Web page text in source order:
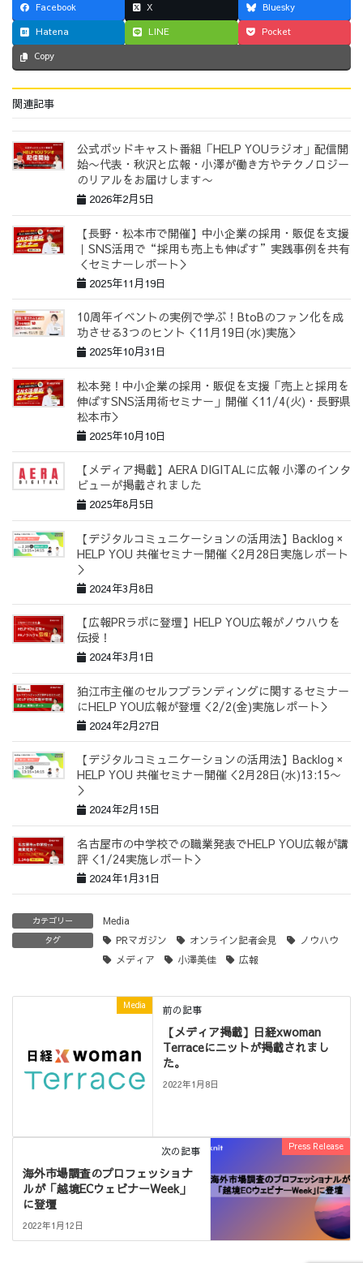
Facebook X
Bluesky
Hatena
LINE Pocket
Copy
関連記事
公式ポッドキャスト番組「HELP YOUラジオ」配信開
始〜代表・秋沢と広報・小澤が働き方やテクノロジー
のリアルをお届けします〜
2026年2月5日
【長野・松本市で開催】中小企業の採用・販促を支援
｜SNS活用で“採用も売上も伸ばす”実践事例を共有
＜セミナーレポート＞
2025年11月19日
10周年イベントの実例で学ぶ！BtoBのファン化を成
功させる3つのヒント＜11月19日(水)実施＞
2025年10月31日
松本発！中小企業の採用・販促を支援「売上と採用を
伸ばすSNS活用術セミナー」開催＜11/4(火)・長野県
松本市＞
2025年10月10日
【メディア掲載】AERA DIGITALに広報 小澤のインタ
ビューが掲載されました
2025年8月5日
【デジタルコミュニケーションの活用法】Backlog ×
HELP YOU 共催セミナー開催＜2月28日実施レポート
＞
2024年3月8日
【広報PRラボに登壇】HELP YOU広報がノウハウを
伝授！
2024年3月1日
狛江市主催のセルフブランディングに関するセミナー
にHELP YOU広報が登壇＜2/2(金)実施レポート＞
2024年2月27日
【デジタルコミュニケーションの活用法】Backlog ×
HELP YOU 共催セミナー開催＜2月28日(水)13:15〜
＞
2024年2月15日
名古屋市の中学校での職業発表でHELP YOU広報が講
評＜1/24実施レポート＞
2024年1月31日
カテゴリー Media
タグ PRマガジン オンライン記者会見
ノウハウ
メディア
小澤美佳 広報
Media 前の記事
【メディア掲載】日経xwoman
Terraceにニットが掲載されまし
た。
2022年1月8日
Press Release
次の記事
海外市場調査のプロフェッショナ
ルが「越境ECウェビナーWeek」
に登壇
2022年1月12日